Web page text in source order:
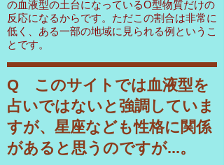
の血液型の土台になっているO型物質だけの
反応になるからです。ただこの割合は非常に
低く、ある一部の地域に見られる例というこ
とです。
Q このサイトでは血液型を
占いではないと強調していま
すが、星座なども性格に関係
があると思うのですが...。